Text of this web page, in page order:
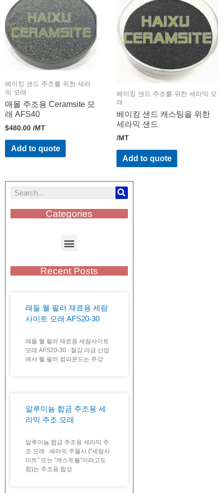
베이킹 샌드 주조를 위한 세라
믹 모래
매몰 주조용 Ceramsite 모
래 AFS40
$480.00 /MT
Add to quote
베이킹 샌드 주조를 위한 세라믹 모
래
베이킹 샌드 캐스팅을 위한
세라믹 샌드
/MT
Add to quote
Categories
Recent Posts
래들 웰 필러 재료용 세람
사이트 모래 AFS20-30
래들 웰 필러 재료용 세람사이트
모래 AFS20-30 철강 야금 산업
에서 웰 필러 컴파운드는 주강
알루미늄 합금 주조용 세
라믹 주조 모래
알루미늄 합금 주조용 세라믹 주
조 모래 세라믹 주물사 (“세람사
이트” 또는 “캐스트볼”이라고도
함)는 주조용 합성